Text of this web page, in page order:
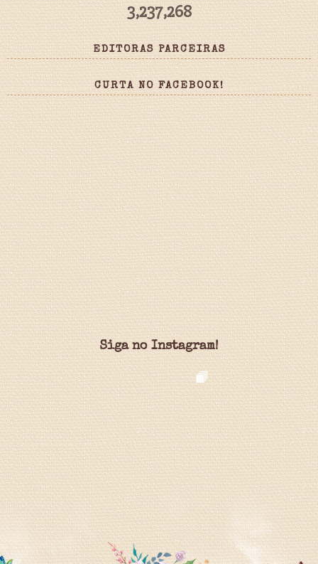
3,237,268
EDITORAS PARCEIRAS
CURTA NO FACEBOOK!
Siga no Instagram!